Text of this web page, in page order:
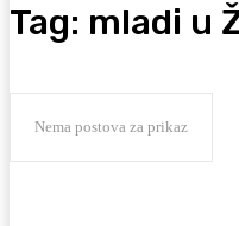
Tag: mladi u
Nema postova za prikaz